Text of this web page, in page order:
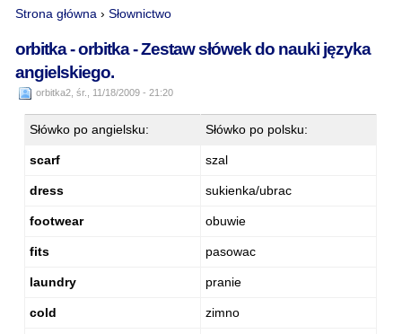
Strona główna› Słownictwo
orbitka - orbitka - Zestaw słówek do nauki języka
angielskiego.
orbitka2, śr., 11/18/2009 - 21:20
Słówko po angielsku: Słówko po polsku:
scarf szal
dress sukienka/ubrac
footwear obuwie
fits pasowac
laundry pranie
cold zimno